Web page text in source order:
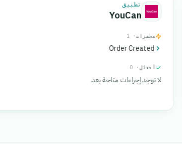
تطبيق
YouCan
محفزات· 1
Order Created
أفعال · 0
لا توجد إجراءات متاحة بعد.